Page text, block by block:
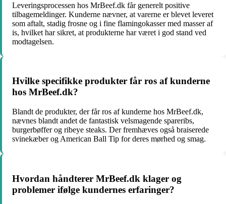
Leveringsprocessen hos MrBeef.dk får generelt positive
tilbagemeldinger. Kunderne nævner, at varerne er blevet leveret
som aftalt, stadig frosne og i fine flamingokasser med masser af
is, hvilket har sikret, at produkterne har været i god stand ved
modtagelsen.
Hvilke specifikke produkter får ros af kunderne
hos MrBeef.dk?
Blandt de produkter, der får ros af kunderne hos MrBeef.dk,
nævnes blandt andet de fantastisk velsmagende spareribs,
burgerbøffer og ribeye steaks. Der fremhæves også braiserede
svinekæber og American Ball Tip for deres mørhed og smag.
Hvordan håndterer MrBeef.dk klager og
problemer ifølge kundernes erfaringer?